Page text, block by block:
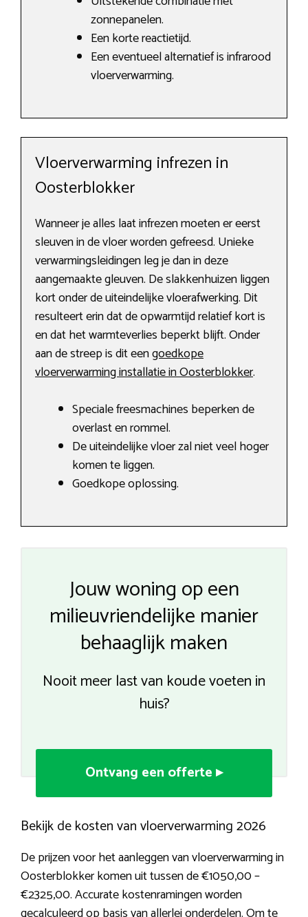
zonnepanelen.
Een korte reactietijd.
Een eventueel alternatief is infrarood
vloerverwarming.
Vloerverwarming infrezen in
Oosterblokker
Wanneer je alles laat infrezen moeten er eerst
sleuven in de vloer worden gefreesd. Unieke
verwarmingsleidingen leg je dan in deze
aangemaakte gleuven. De slakkenhuizen liggen
kort onder de uiteindelijke vloerafwerking. Dit
resulteert erin dat de opwarmtijd relatief kort is
en dat het warmteverlies beperkt blijft. Onder
aan de streep is dit eengoedkope
vloerverwarming installatie in Oosterblokker.
Speciale freesmachines beperken de
overlast en rommel.
De uiteindelijke vloer zal niet veel hoger
komen te liggen.
Goedkope oplossing.
Jouw woning op een
milieuvriendelijke manier
behaaglijk maken
Nooit meer last van koude voeten in
huis?
Ontvang een offerte ▸
Bekijk de kosten van vloerverwarming 2026
De prijzen voor het aanleggen van vloerverwarming in
Oosterblokker komen uit tussen de €1050,00 –
€2325,00. Accurate kostenramingen worden